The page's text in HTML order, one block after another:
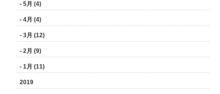
- 5月 (4)
- 4月 (4)
- 3月 (12)
- 2月 (9)
- 1月 (11)
2019